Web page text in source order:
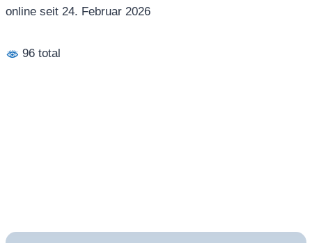
online seit 24. Februar 2026
96 total